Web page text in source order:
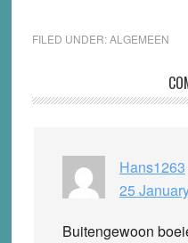
FILED UNDER:ALGEMEEN
Interactions
Hans1263
25
Buitengewoon